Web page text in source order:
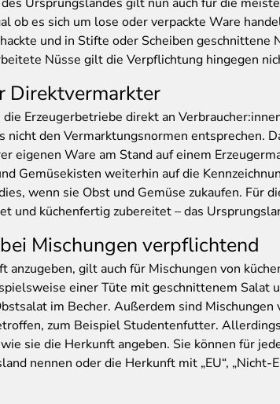
ob es sich um lose oder verpackte Ware
und in Stifte oder Scheiben geschnittene
Nüsse gilt die Verpflichtung hingegen
Direktvermarkter
die Erzeugerbetriebe direkt an
nicht den Vermarktungsnormen entsprechen.
eigenen Ware am Stand auf einem
Gemüsekisten weiterhin auf die
wenn sie Obst und Gemüse zukaufen. Für
und küchenfertig zubereitet – das
Mischungen verpflichtend
anzugeben, gilt auch für Mischungen von
einer Tüte mit geschnittenem Salat
im Becher. Außerdem sind Mischungen
zum Beispiel Studentenfutter.
sie die Herkunft angeben. Sie können für
nennen oder die Herkunft mit „EU“, „Nicht-